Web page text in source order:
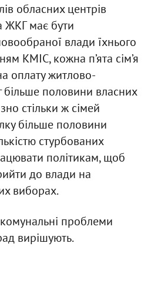
обласних центрів
ЖКГ має бути
влади їхнього
КМІС, кожна п’ята сім’я
оплату житлово-
більше половини власних
стільки ж сімей
більше половини
стурбованих
політикам, щоб
до влади на
виборах.
проблеми
вирішують.